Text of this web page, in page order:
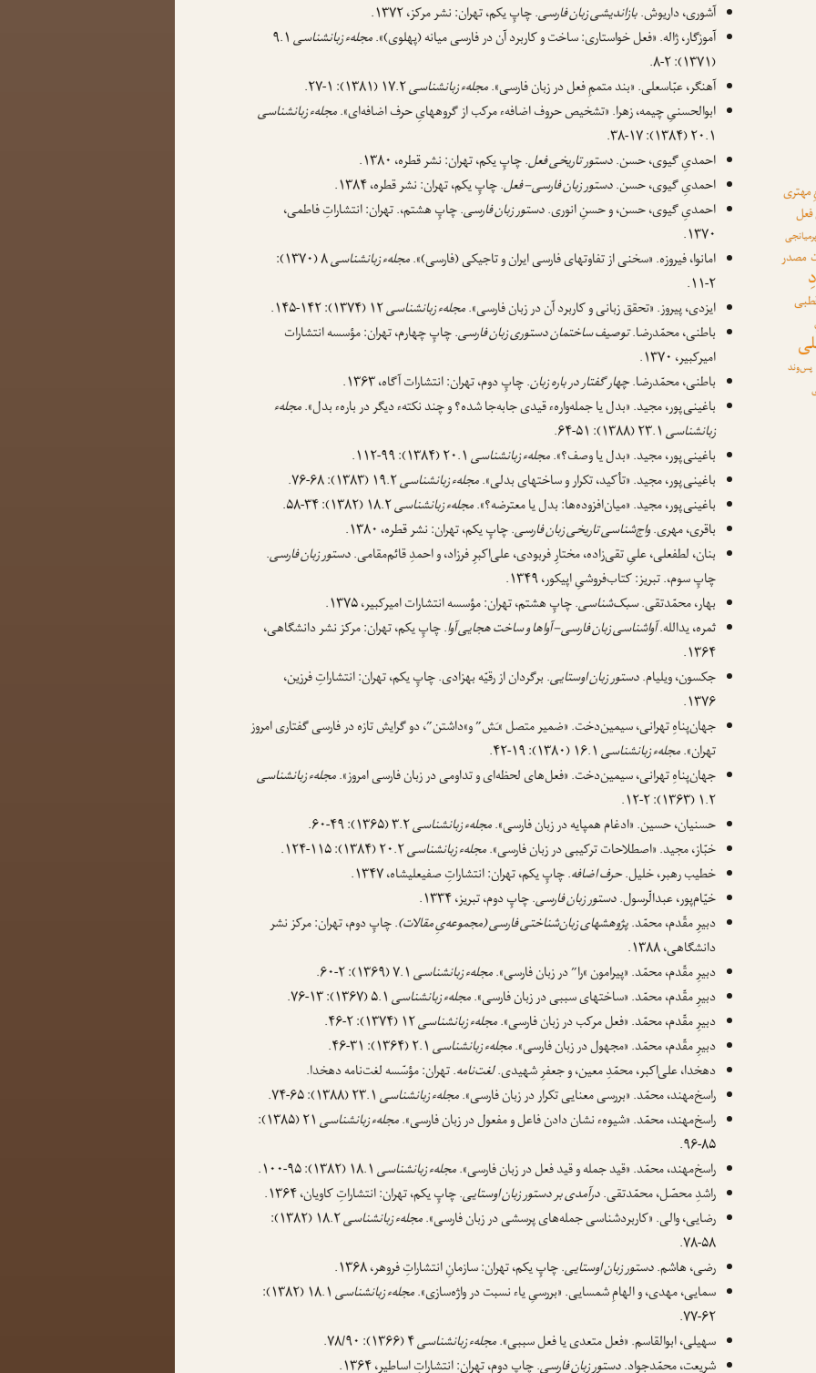
آشوری، داریوش.بازاندیشی زبان فارسی. چاپِ یکم، تهران: نشر مرکز، ۱۳۷۲.
آموزگار، ژاله. «فعل خواستاری: ساخت و کاربرد آن در فارسی میانه (پهلوی)».مجلهء زبانشناسی۹.۱
(۱۳۷۱): ۲-۸.
آهنگر، عبّاسعلی. «بند متممِ فعل در زبان فارسی».مجلهء زبانشناسی۱۷.۲ (۱۳۸۱): ۱-۲۷.
ابوالحسنیِ چیمه، زهرا. «تشخیص حروف اضافهء مرکب از گروههایِ حرف اضافه‌ای».مجلهء زبانشناسی
۲۰.۱ (۱۳۸۴): ۱۷-۳۸.
احمدیِ گیوی، حسن.دستور تاریخی فعل. چاپِ یکم، تهران: نشر قطره، ۱۳۸۰.
احمدیِ گیوی، حسن.دستور زبان فارسی – فعل. چاپِ یکم، تهران: نشر قطره، ۱۳۸۴.
احمدیِ گیوی، حسن، و حسنِ انوری.دستور زبان فارسی. چاپِ هشتم،. تهران: انتشاراتِ فاطمی،
۱۳۷۰.
امانوا، فیروزه. «سخنی از تفاوتهای فارسی ایران و تاجیکی (فارسی)».مجلهء زبانشناسی
۸ (۱۳۷۰):
۲-۱۱.
ایزدی، پیروز. «تحقق زبانی و کاربرد آن در زبان فارسی».مجلهء زبانشناسی۱۲ (۱۳۷۴): ۱۴۲-۱۴۵.
باطنی، محمّدرضا.توصیف ساختمان دستوری زبان فارسی. چاپِ چهارم، تهران: مؤسسه انتشارات
امیرکبیر، ۱۳۷۰.
باطنی، محمّدرضا.چهار گفتار در باره زبان. چاپِ دوم، تهران: انتشارات آگاه، ۱۳۶۳.
باغینی‌پور، مجید. «بدل یا جمله‌وارهء قیدی جابه‌جا شده؟ و چند نکتهء دیگر در باره‌ء بدل».مجلهء
زبانشناسی
باغینی‌پور، مجید. «بدل یا وصف؟».مجلهء زبانشناسی
باغینی‌پور، مجید. «تأکید، تکرار و ساختهای بدلی».مجلهء زبانشناسی۱۹.۲ (۱۳۸۳): ۶۸-۷۶.
باغینی‌پور، مجید. «میان‌افزوده‌ها: بدل یا معترضه؟».مجلهء زبانشناسی۱۸.۲ (۱۳۸۲): ۳۴-۵۸.
باقری، مهری.واج‌شناسی تاریخی زبان فارسی. چاپِ یکم، تهران: نشر قطره، ۱۳۸۰.
بنان، لطفعلی، علیِ تقی‌زاده، مختارِ فربودی، علی‌اکبرِ فرزاد، و احمدِ قائم‌مقامی.دستور زبان فارسی.
چاپِ سوم،. تبریز: کتاب‌فروشیِ اپیکور، ۱۳۴۹.
بهار، محمّدتقی.سبک‌شناسی. چاپِ هشتم، تهران: مؤسسه انتشارات امیرکبیر، ۱۳۷۵.
ثمره، یدالله.آواشناسی زبان فارسی – آواها و ساخت هجایی آوا. چاپِ یکم، تهران: مرکز نشر دانشگاهی،
۱۳۶۴.
جکسون، ویلیام.دستور زبان اوستایی. برگردان از رقیّه بهزادی. چاپِ یکم، تهران: انتشاراتِ فرزین،
۱۳۷۶.
جهان‌پناهِ تهرانی، سیمین‌دخت. «ضمیر متصل »ـَش” و»داشتن”، دو گرایش تازه در فارسی گفتاری امروز
تهران».مجلهء زبانشناسی
جهان‌پناهِ تهرانی، سیمین‌دخت. «فعل‌های لحظه‌ای و تداومی در زبان فارسی امروز».مجلهء زبانشناسی
۱.۲ (۱۳۶۳): ۲-۱۲.
حسنیان، حسین. «ادغام همپایه در زبان فارسی».مجلهء زبانشناسی۳.۲ (۱۳۶۵): ۴۹-۶۰.
خبّاز، مجید. «اصطلاحات ترکیبی در زبان فارسی».مجلهء زبانشناسی۲۰.۲ (۱۳۸۴): ۱۱۵-۱۲۴.
خطیب رهبر، خلیل.حرف اضافه. چاپِ یکم، تهران: انتشاراتِ صفیعلیشاه، ۱۳۴۷.
خیّام‌پور، عبدالّرسول.دستور زبان فارسی. چاپِ دوم، تبریز، ۱۳۳۴.
دبیرِ مقّدم، محمّد.پژوهشهای زبان‌شناختی فارسی (مجموعه‌یِ مقالات). چاپِ دوم، تهران: مرکز نشر
دانشگاهی، ۱۳۸۸.
دبیرِ مقّدم، محمّد. «پیرامون »را” در زبان فارسی».مجلهء زبانشناسی
دبیرِ مقّدم، محمّد. «ساختهای سببی در زبان فارسی».مجلهء زبانشناسی
دبیرِ مقّدم، محمّد. «فعل مرکب در زبان فارسی».مجلهء زبانشناسی۱۲ (۱۳۷۴): ۲-۴۶.
دبیرِ مقّدم، محمّد. «مجهول در زبان فارسی».مجلهء زبانشناسی
دهخدا، علی‌اکبر، محمّدِ معین، و جعفرِ شهیدی.لغت‌نامه. تهران: مؤسّسه لغت‌نامه دهخدا.
راسخ‌مهند، محمّد. «بررسی معنایی تکرار در زبان فارسی».مجلهء زبانشناسی
راسخ‌مهند، محمّد. «شیوهء نشان دادن فاعل و مفعول در زبان فارسی».مجلهء زبانشناسی
۲۱ (۱۳۸۵):
۸۵-۹۶.
راسخ‌مهند، محمّد. «قید جمله و قید فعل در زبان فارسی».مجلهء زبانشناسی
راشدِ محصّل، محمّدتقی.درآمدی بر دستور زبان اوستایی. چاپِ یکم، تهران: انتشاراتِ کاویان، ۱۳۶۴.
رضایی، والی. «کاربردشناسی جمله‌های پرسشی در زبان فارسی».مجلهء زبانشناسی
۱۸.۲ (۱۳۸۲):
۵۸-۷۸.
رضی، هاشم.دستور زبان اوستایی. چاپِ یکم، تهران: سازمانِ انتشاراتِ فروهر، ۱۳۶۸.
سمایی، مهدی، و الهامِ شمسایی. «بررسیِ یاء نسبت در واژه‌سازی».مجلهء زبانشناسی
۱۸.۱ (۱۳۸۲):
۶۲-۷۷.
سهیلی، ابوالقاسم. «فعل متعدی یا فعل سببی».مجلهء زبانشناسی۴ (۱۳۶۶): ۷۸/۹۰.
مصدر
پس‌وند